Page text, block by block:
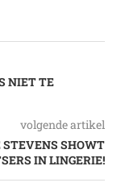
NIET TE
volgende artikel
STEVENS SHOWT
IN LINGERIE!